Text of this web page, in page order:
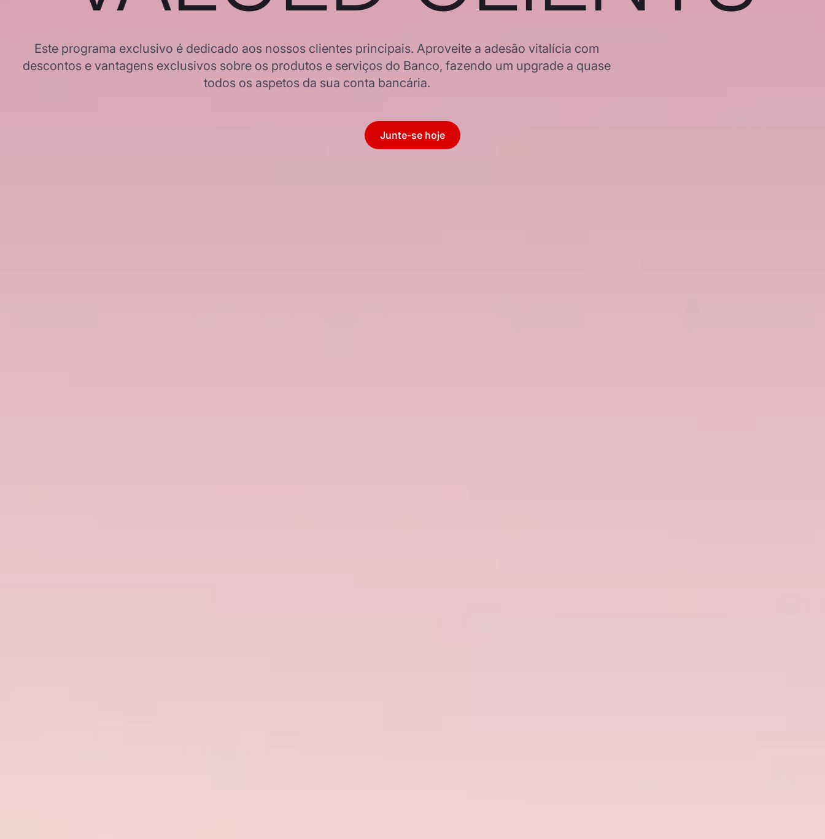
Este programa exclusivo é dedicado aos nossos clientes principais. Aproveite a adesão vitalícia com
descontos e vantagens exclusivos sobre os produtos e serviços do Banco, fazendo um upgrade a quase
todos os aspetos da sua conta bancária.
Junte-se hoje